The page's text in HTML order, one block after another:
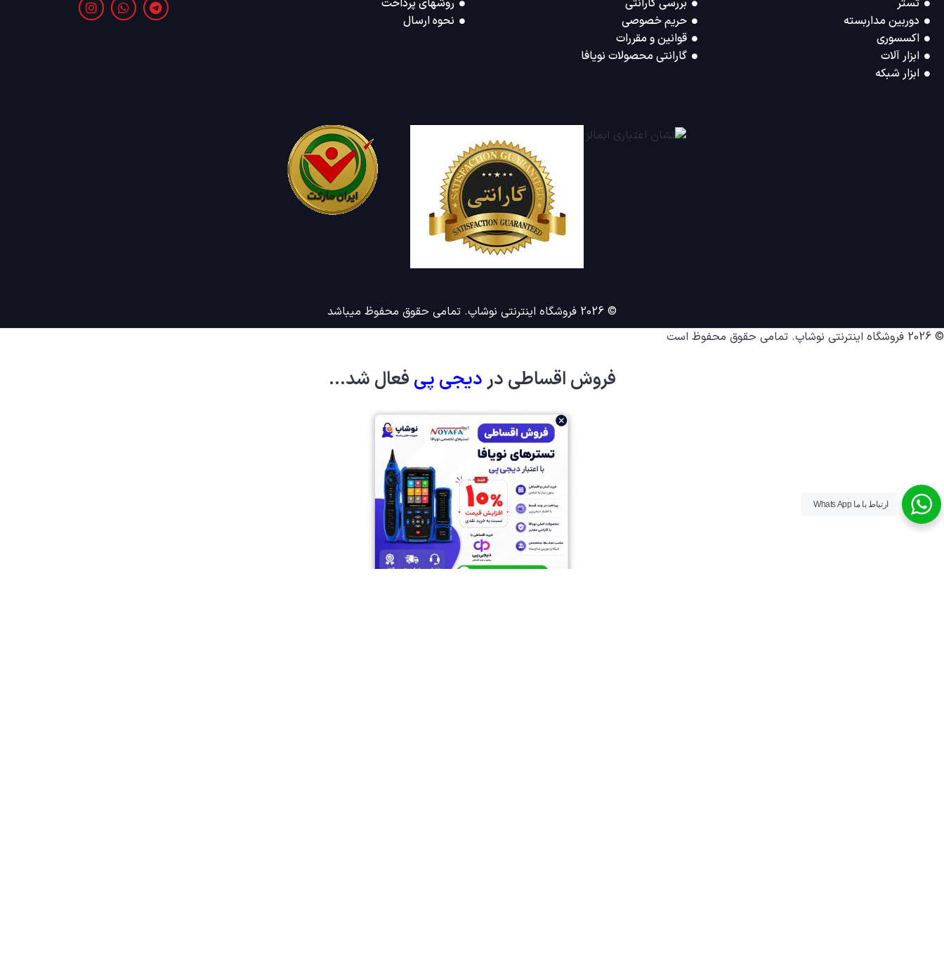
دوربین مداربسته
اکسسوری
ابزار آلات
ابزار شبکه
حریم خصوصی
قوانین و مقررات
گارانتی محصولات نویافا
نحوه ارسال
© 2026 فروشگاه اینترنتی نوشاپ. تمامی حقوق محفوظ میباشد
© 2026
فروشگاه اینترنتی نوشاپ. تمامی حقوق محفوظ است
فروش اقساطی در دیجی پی فعال شد...
ارتباط با ما Whats App